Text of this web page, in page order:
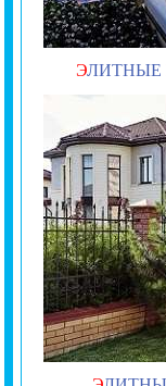
ЭЛИТНЫЕ